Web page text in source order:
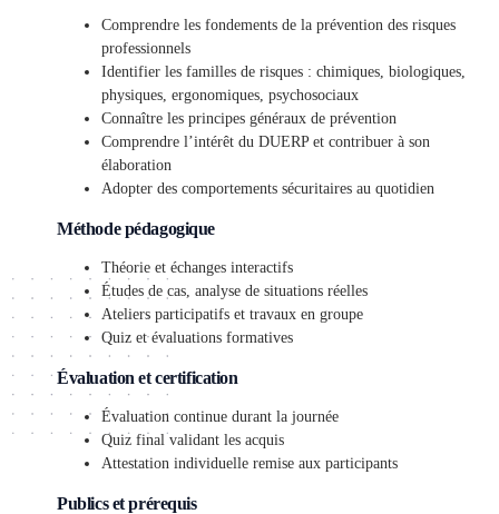
Comprendre les fondements de la prévention des risques
professionnels
Identifier les familles de risques : chimiques, biologiques,
physiques, ergonomiques, psychosociaux
Connaître les principes généraux de prévention
Comprendre l’intérêt du DUERP et contribuer à son
élaboration
Adopter des comportements sécuritaires au quotidien
Méthode pédagogique
Théorie et échanges interactifs
Études de cas, analyse de situations réelles
Ateliers participatifs et travaux en groupe
Quiz et évaluations formatives
Évaluation et certification
Évaluation continue durant la journée
Quiz final validant les acquis
Attestation individuelle remise aux participants
Publics et prérequis